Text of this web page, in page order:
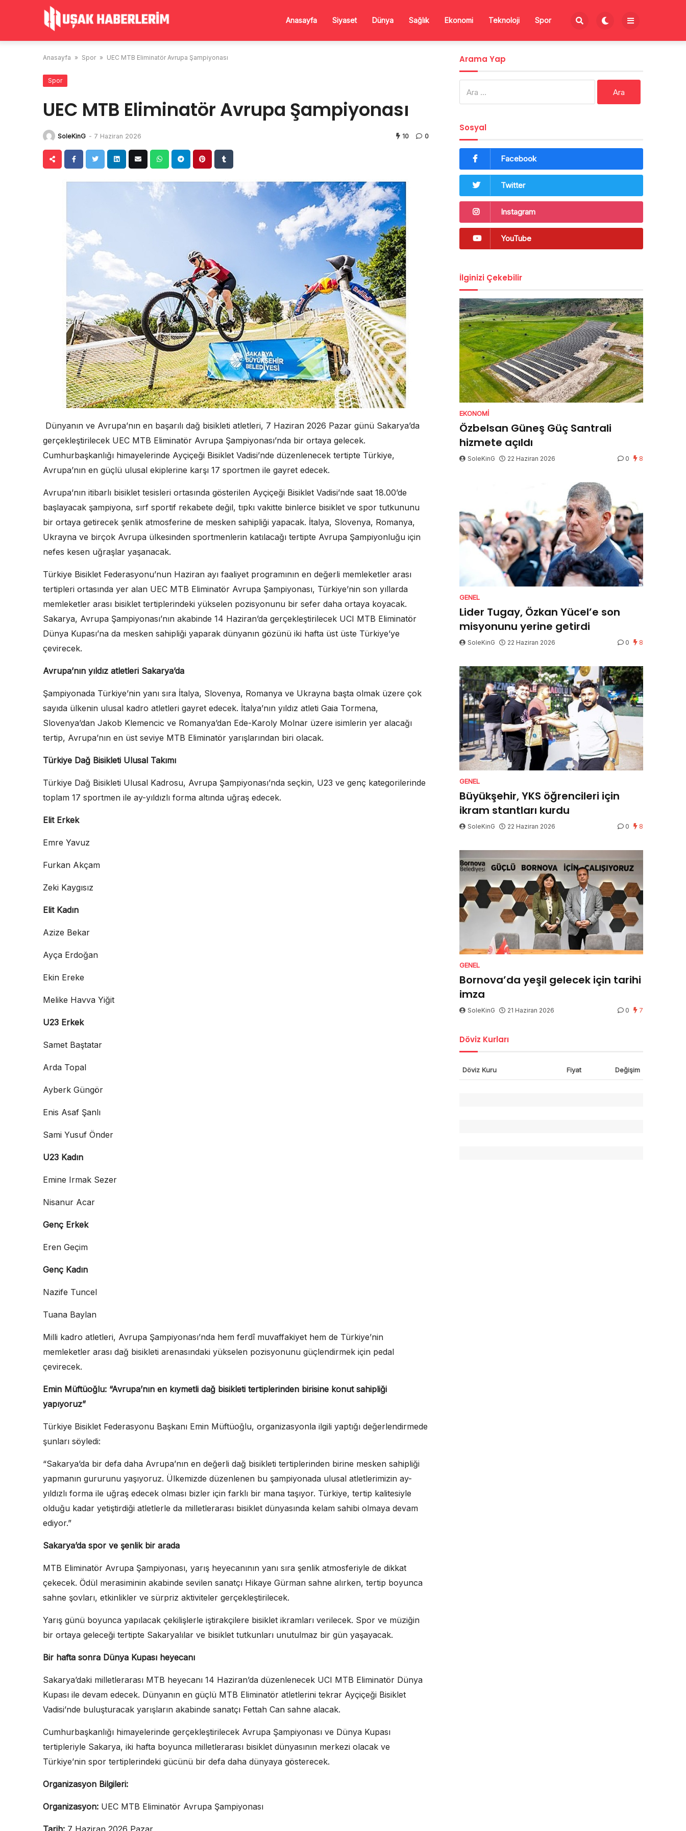
Anasayfa Siyaset Dünya Sağlık Ekonomi Teknoloji Spor
Anasayfa » Spor » UEC MTB Eliminatör Avrupa Şampiyonası
Spor
UEC MTB Eliminatör Avrupa Şampiyonası
SoleKinG - 7 Haziran 2026 10 0
Dünyanın ve Avrupa’nın en başarılı dağ bisikleti atletleri, 7 Haziran 2026 Pazar günü Sakarya’da
gerçekleştirilecek UEC MTB Eliminatör Avrupa Şampiyonası’nda bir ortaya gelecek.
Cumhurbaşkanlığı himayelerinde Ayçiçeği Bisiklet Vadisi’nde düzenlenecek tertipte Türkiye,
Avrupa’nın en güçlü ulusal ekiplerine karşı 17 sportmen ile gayret edecek.
Avrupa’nın itibarlı bisiklet tesisleri ortasında gösterilen Ayçiçeği Bisiklet Vadisi’nde saat 18.00’de
başlayacak şampiyona, sırf sportif rekabete değil, tıpkı vakitte binlerce bisiklet ve spor tutkununu
bir ortaya getirecek şenlik atmosferine de mesken sahipliği yapacak. İtalya, Slovenya, Romanya,
Ukrayna ve birçok Avrupa ülkesinden sportmenlerin katılacağı tertipte Avrupa Şampiyonluğu için
nefes kesen uğraşlar yaşanacak.
Türkiye Bisiklet Federasyonu’nun Haziran ayı faaliyet programının en değerli memleketler arası
tertipleri ortasında yer alan UEC MTB Eliminatör Avrupa Şampiyonası, Türkiye’nin son yıllarda
memleketler arası bisiklet tertiplerindeki yükselen pozisyonunu bir sefer daha ortaya koyacak.
Sakarya, Avrupa Şampiyonası’nın akabinde 14 Haziran’da gerçekleştirilecek UCI MTB Eliminatör
Dünya Kupası’na da mesken sahipliği yaparak dünyanın gözünü iki hafta üst üste Türkiye’ye
çevirecek.
Avrupa’nın yıldız atletleri Sakarya’da
Şampiyonada Türkiye’nin yanı sıra İtalya, Slovenya, Romanya ve Ukrayna başta olmak üzere çok
sayıda ülkenin ulusal kadro atletleri gayret edecek. İtalya’nın yıldız atleti Gaia Tormena,
Slovenya’dan Jakob Klemencic ve Romanya’dan Ede-Karoly Molnar üzere isimlerin yer alacağı
tertip, Avrupa’nın en üst seviye MTB Eliminatör yarışlarından biri olacak.
Türkiye Dağ Bisikleti Ulusal Takımı
Türkiye Dağ Bisikleti Ulusal Kadrosu, Avrupa Şampiyonası’nda seçkin, U23 ve genç kategorilerinde
toplam 17 sportmen ile ay-yıldızlı forma altında uğraş edecek.
Elit Erkek
Emre Yavuz
Furkan Akçam
Zeki Kaygısız
Elit Kadın
Azize Bekar
Ayça Erdoğan
Ekin Ereke
Melike Havva Yiğit
U23 Erkek
Samet Baştatar
Arda Topal
Ayberk Güngör
Enis Asaf Şanlı
Sami Yusuf Önder
U23 Kadın
Emine Irmak Sezer
Nisanur Acar
Genç Erkek
Eren Geçim
Genç Kadın
Nazife Tuncel
Tuana Baylan
Milli kadro atletleri, Avrupa Şampiyonası’nda hem ferdî muvaffakiyet hem de Türkiye’nin
memleketler arası dağ bisikleti arenasındaki yükselen pozisyonunu güçlendirmek için pedal
çevirecek.
Emin Müftüoğlu: “Avrupa’nın en kıymetli dağ bisikleti tertiplerinden birisine konut sahipliği
yapıyoruz”
Türkiye Bisiklet Federasyonu Başkanı Emin Müftüoğlu, organizasyonla ilgili yaptığı değerlendirmede
şunları söyledi:
“Sakarya’da bir defa daha Avrupa’nın en değerli dağ bisikleti tertiplerinden birine mesken sahipliği
yapmanın gururunu yaşıyoruz. Ülkemizde düzenlenen bu şampiyonada ulusal atletlerimizin ay-
yıldızlı forma ile uğraş edecek olması bizler için farklı bir mana taşıyor. Türkiye, tertip kalitesiyle
olduğu kadar yetiştirdiği atletlerle da milletlerarası bisiklet dünyasında kelam sahibi olmaya devam
ediyor.”
Sakarya’da spor ve şenlik bir arada
MTB Eliminatör Avrupa Şampiyonası, yarış heyecanının yanı sıra şenlik atmosferiyle de dikkat
çekecek. Ödül merasiminin akabinde sevilen sanatçı Hikaye Gürman sahne alırken, tertip boyunca
sahne şovları, etkinlikler ve sürpriz aktiviteler gerçekleştirilecek.
Yarış günü boyunca yapılacak çekilişlerle iştirakçilere bisiklet ikramları verilecek. Spor ve müziğin
bir ortaya geleceği tertipte Sakaryalılar ve bisiklet tutkunları unutulmaz bir gün yaşayacak.
Bir hafta sonra Dünya Kupası heyecanı
Sakarya’daki milletlerarası MTB heyecanı 14 Haziran’da düzenlenecek UCI MTB Eliminatör Dünya
Kupası ile devam edecek. Dünyanın en güçlü MTB Eliminatör atletlerini tekrar Ayçiçeği Bisiklet
Vadisi’nde buluşturacak yarışların akabinde sanatçı Fettah Can sahne alacak.
Cumhurbaşkanlığı himayelerinde gerçekleştirilecek Avrupa Şampiyonası ve Dünya Kupası
tertipleriyle Sakarya, iki hafta boyunca milletlerarası bisiklet dünyasının merkezi olacak ve
Türkiye’nin spor tertiplerindeki gücünü bir defa daha dünyaya gösterecek.
Organizasyon Bilgileri:
Organizasyon: UEC MTB Eliminatör Avrupa Şampiyonası
Arama Yap
Sosyal
Facebook
Twitter
Instagram
YouTube
İlginizi Çekebilir
EKONOMI
Özbelsan Güneş Güç Santrali
hizmete açıldı
SoleKinG 22 Haziran 2026 0 8
GENEL
Lider Tugay, Özkan Yücel’e son
misyonunu yerine getirdi
SoleKinG 22 Haziran 2026 0 8
GENEL
Büyükşehir, YKS öğrencileri için
ikram stantları kurdu
SoleKinG 22 Haziran 2026 0 8
GENEL
Bornova’da yeşil gelecek için tarihi
imza
SoleKinG 21 Haziran 2026 0 7
Döviz Kurları
Döviz Kuru Fiyat Değişim